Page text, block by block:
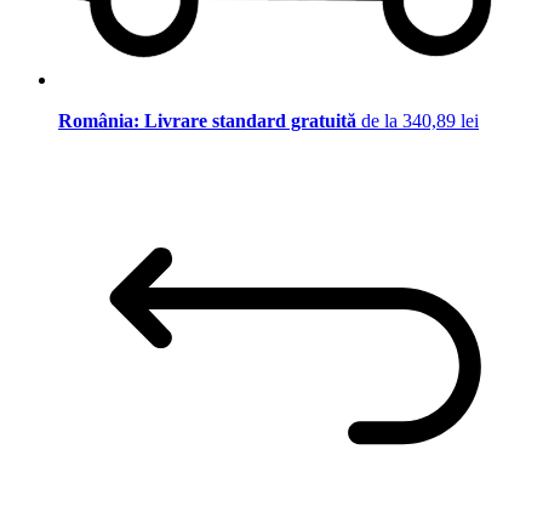
România: Livrare standard gratuită de la 340,89 lei